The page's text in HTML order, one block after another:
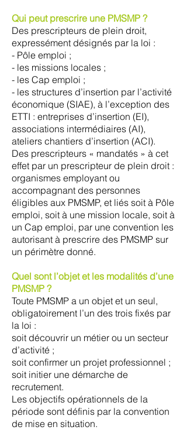
Qui peut prescrire une PMSMP ?
Des prescripteurs de plein droit,
expressément désignés par la loi :
- Pôle emploi ;
- les missions locales ;
- les Cap emploi ;
- les structures d’insertion par l’activité
économique (SIAE), à l’exception des
ETTI : entreprises d’insertion (EI),
associations intermédiaires (AI),
ateliers chantiers d’insertion (ACI).
Des prescripteurs « mandatés » à cet
effet par un prescripteur de plein droit :
organismes employant ou
accompagnant des personnes
éligibles aux PMSMP, et liés soit à Pôle
emploi, soit à une mission locale, soit à
un Cap emploi, par une convention les
autorisant à prescrire des PMSMP sur
un périmètre donné.
Quel sont l’objet et les modalités d’une
PMSMP ?
Toute PMSMP a un objet et un seul,
obligatoirement l’un des trois fixés par
la loi :
soit découvrir un métier ou un secteur
d’activité ;
soit confirmer un projet professionnel ;
soit initier une démarche de
recrutement.
Les objectifs opérationnels de la
période sont définis par la convention
de mise en situation.